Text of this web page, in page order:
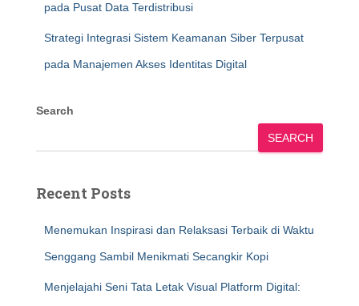
pada Pusat Data Terdistribusi
Strategi Integrasi Sistem Keamanan Siber Terpusat
pada Manajemen Akses Identitas Digital
Search
SEARCH
Recent Posts
Menemukan Inspirasi dan Relaksasi Terbaik di Waktu
Senggang Sambil Menikmati Secangkir Kopi
Menjelajahi Seni Tata Letak Visual Platform Digital: